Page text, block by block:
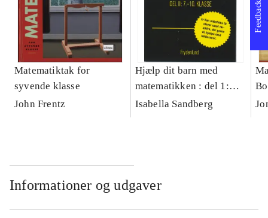
Matematiktak for
syvende klasse
John Frentz
Hjælp dit barn med
matematikken : del 1:
1.-6. klasse, del 2: 7.-10.
Isabella Sandberg
Informationer og udgaver
Feedback